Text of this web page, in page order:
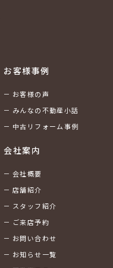
お客様事例
お客様の声
みんなの不動産小話
中古リフォーム事例
会社案内
会社概要
店舗紹介
スタッフ紹介
ご来店予約
お問い合わせ
お知らせ一覧